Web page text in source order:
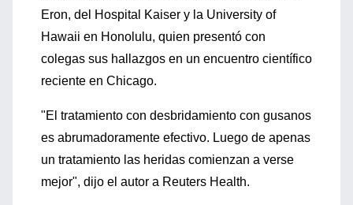
Eron, del Hospital Kaiser y la University of
Hawaii en Honolulu, quien presentó con
colegas sus hallazgos en un encuentro científico
reciente en Chicago.
"El tratamiento con desbridamiento con gusanos
es abrumadoramente efectivo. Luego de apenas
un tratamiento las heridas comienzan a verse
mejor", dijo el autor a Reuters Health.